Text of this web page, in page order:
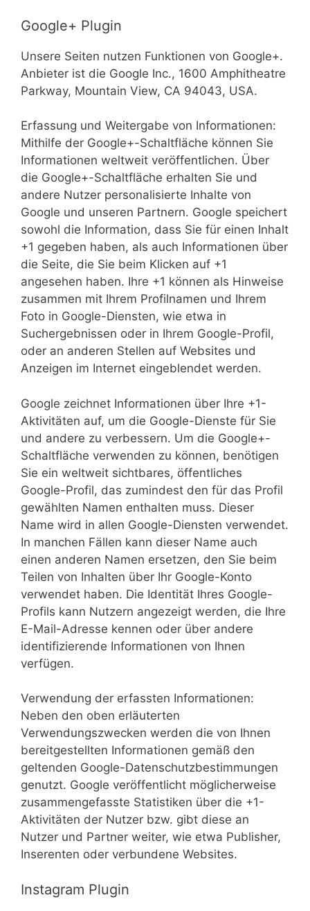
Google+ Plugin
Unsere Seiten nutzen Funktionen von Google+.
Anbieter ist die Google Inc., 1600 Amphitheatre
Parkway, Mountain View, CA 94043, USA.
Erfassung und Weitergabe von Informationen:
Mithilfe der Google+-Schaltfläche können Sie
Informationen weltweit veröffentlichen. Über
die Google+-Schaltfläche erhalten Sie und
andere Nutzer personalisierte Inhalte von
Google und unseren Partnern. Google speichert
sowohl die Information, dass Sie für einen Inhalt
+1 gegeben haben, als auch Informationen über
die Seite, die Sie beim Klicken auf +1
angesehen haben. Ihre +1 können als Hinweise
zusammen mit Ihrem Profilnamen und Ihrem
Foto in Google-Diensten, wie etwa in
Suchergebnissen oder in Ihrem Google-Profil,
oder an anderen Stellen auf Websites und
Anzeigen im Internet eingeblendet werden.
Google zeichnet Informationen über Ihre +1-
Aktivitäten auf, um die Google-Dienste für Sie
und andere zu verbessern. Um die Google+-
Schaltfläche verwenden zu können, benötigen
Sie ein weltweit sichtbares, öffentliches
Google-Profil, das zumindest den für das Profil
gewählten Namen enthalten muss. Dieser
Name wird in allen Google-Diensten verwendet.
In manchen Fällen kann dieser Name auch
einen anderen Namen ersetzen, den Sie beim
Teilen von Inhalten über Ihr Google-Konto
verwendet haben. Die Identität Ihres Google-
Profils kann Nutzern angezeigt werden, die Ihre
E-Mail-Adresse kennen oder über andere
identifizierende Informationen von Ihnen
verfügen.
Verwendung der erfassten Informationen:
Neben den oben erläuterten
Verwendungszwecken werden die von Ihnen
bereitgestellten Informationen gemäß den
geltenden Google-Datenschutzbestimmungen
genutzt. Google veröffentlicht möglicherweise
zusammengefasste Statistiken über die +1-
Aktivitäten der Nutzer bzw. gibt diese an
Nutzer und Partner weiter, wie etwa Publisher,
Inserenten oder verbundene Websites.
Instagram Plugin